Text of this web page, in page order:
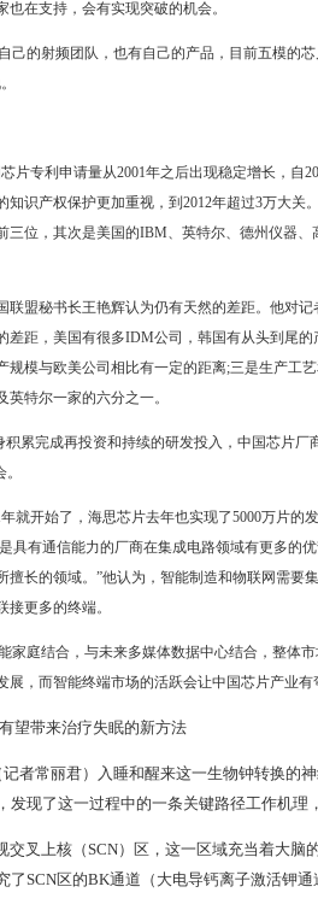
在支持，会有实现突破的机会。
己的射频团队，也有自己的产品，目前五模的
片专利申请量从2001年之后出现稳定增长，自
知识产权保护更加重视，到2012年超过3万大关
三位，其次是美国的IBM、英特尔、德州仪器
盟秘书长王艳辉认为仍有天然的差距。他对
差距，美国有很多IDM公司，韩国有从头到尾
规模与欧美公司相比有一定的距离;三是生产工
特尔一家的六分之一。
累完成再投资和持续的研发投入，中国芯片
就开始了，海思芯片去年也实现了5000万片的
具有通信能力的厂商在集成电路领域有更多的
擅长的领域。”他认为，智能制造和物联网需要
更多的终端。
家庭结合，与未来多媒体数据中心结合，整体
展，而智能终端市场的活跃会让中国芯片产业有
望带来治疗失眠的新方法
者常丽君）入睡和醒来这一生物钟转换的
发现了这一过程中的一条关键路径工作机理
叉上核（SCN）区，这一区域充当着大脑
了SCN区的BK通道（大电导钙离子激活钾